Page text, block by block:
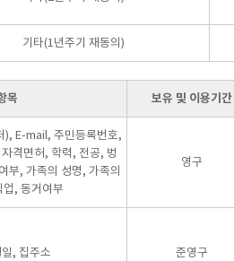
기타(1년주기 재동의)
목 보유 및 이용기간
), E-mail, 주민등록번호,
격면허, 학력, 전공, 벙
부, 가족의 성명, 가족의
업, 동거여부
영구
, 집주소 준영구